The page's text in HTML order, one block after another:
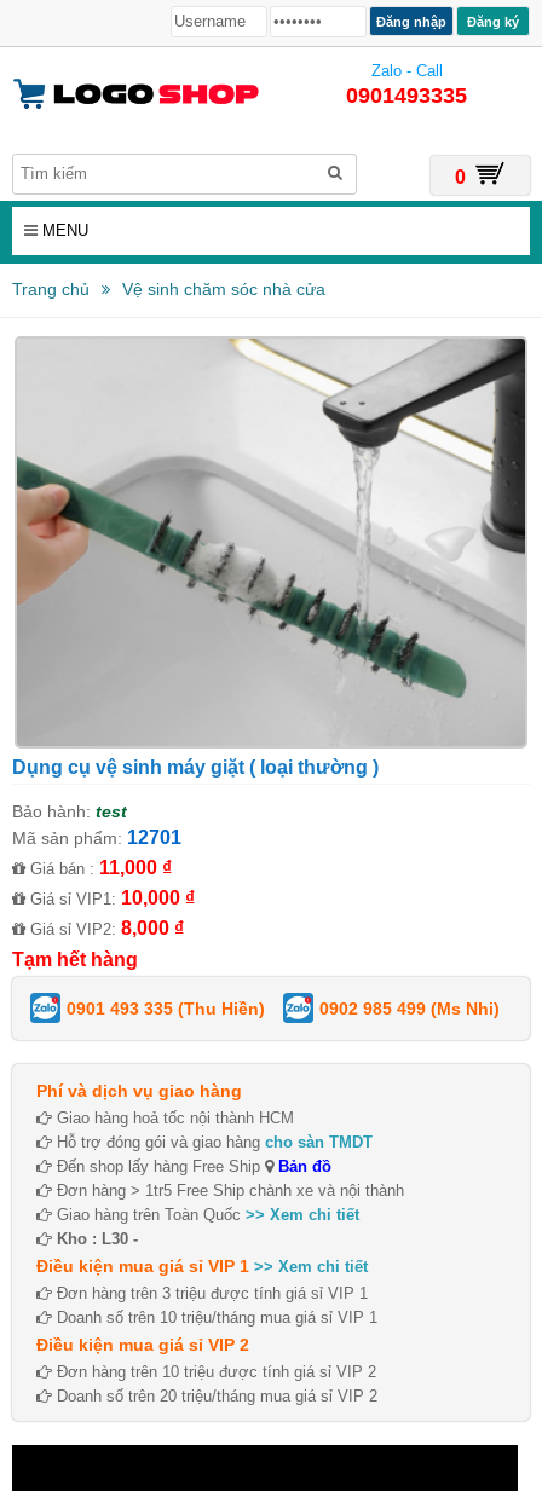
Đăng ký
Zalo - Call
0901493335
0
MENU
Trang chủ Vệ sinh chăm sóc nhà cửa
Dụng cụ vệ sinh máy giặt ( loại thường )
Bảo hành: test
Mã sản phẩm: 12701
Giá bán : 11,000 ₫
Giá sỉ VIP1: 10,000 ₫
Giá sỉ VIP2: 8,000 ₫
Tạm hết hàng
0901 493 335 (Thu Hiền) 0902 985 499 (Ms Nhi)
Phí và dịch vụ giao hàng
Giao hàng hoả tốc nội thành HCM
Hỗ trợ đóng gói và giao hàng cho sàn TMDT
Đến shop lấy hàng Free Ship
Bản đồ
Đơn hàng > 1tr5 Free Ship chành xe và nội thành
Giao hàng trên Toàn Quốc >> Xem chi tiết
Kho : L30 -
Điều kiện mua giá sỉ VIP 1 >> Xem chi tiết
Đơn hàng trên 3 triệu được tính giá sỉ VIP 1
Doanh số trên 10 triệu/tháng mua giá sỉ VIP 1
Điều kiện mua giá sỉ VIP 2
Đơn hàng trên 10 triệu được tính giá sỉ VIP 2
Doanh số trên 20 triệu/tháng mua giá sỉ VIP 2